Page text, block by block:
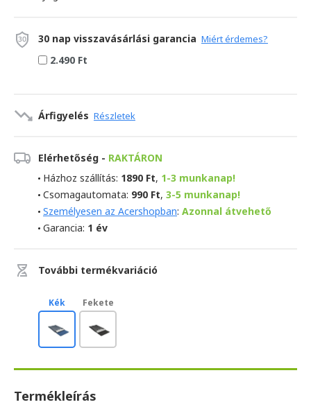
30 nap visszavásárlási garancia Miért érdemes?
2.490 Ft
Árfigyelés Részletek
Elérhetőség - RAKTÁRON
Házhoz szállítás: 1890 Ft, 1-3 munkanap!
Csomagautomata: 990 Ft, 3-5 munkanap!
Személyesen az Acershopban: Azonnal átvehető
Garancia: 1 év
További termékvariáció
Kék Fekete
Termékleírás